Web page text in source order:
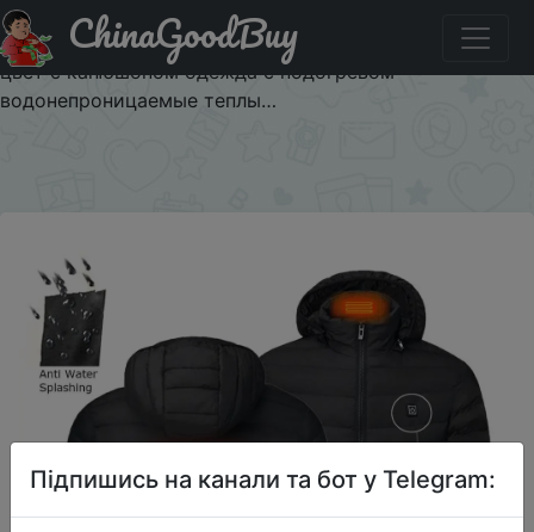
Код на знижку $1/1 2020 NWE мужские зимние теплые
куртки с подогревом USB Смарт Термостат чистый
цвет с капюшоном одежда с подогревом
водонепроницаемые теплы…
ChinaGoodBuy
Підпишись на канали та бот у Telegram: